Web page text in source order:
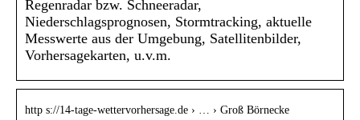
Regenradar bzw. Schneeradar,
Niederschlagsprognosen, Stormtracking, aktuelle
Messwerte aus der Umgebung, Satellitenbilder,
Vorhersagekarten, u.v.m.
http s://14-tage-wettervorhersage.de › … › Groß Börnecke